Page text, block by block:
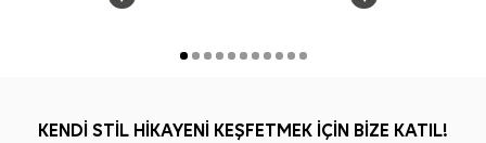
KENDİ STİL HİKAYENİ KEŞFETMEK İÇİN BİZE KATIL!